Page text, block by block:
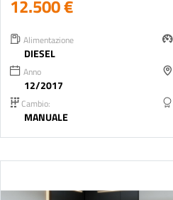
12.500 €
Alimentazione
DIESEL
Anno
12/2017
Cambio:
MANUALE